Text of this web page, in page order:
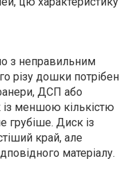
з неправильним
різу дошки потрібен
ДСП або
із меншою кількістю
грубіше. Диск із
край, але
матеріалу.